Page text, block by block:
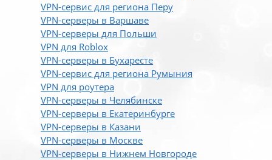
VPN-сервис для региона Перу
VPN-серверы в Варшаве
VPN-серверы для Польши
VPN для Roblox
VPN-серверы в Бухаресте
VPN-сервис для региона Румыния
VPN для роутера
VPN-серверы в Челябинске
VPN-серверы в Екатеринбурге
VPN-серверы в Казани
VPN-серверы в Москве
VPN-серверы в Нижнем Новгороде